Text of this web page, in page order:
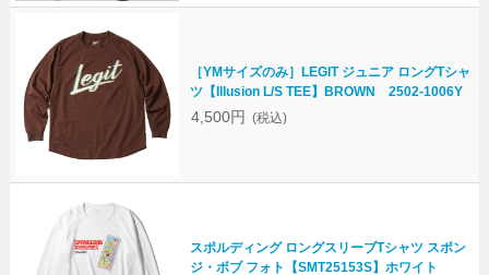
［YMサイズのみ］LEGIT ジュニア ロングTシャ
ツ【Illusion L/S TEE】BROWN 2502-1006Y
4,500円 (税込)
スポルディング ロングスリーブTシャツ スポン
ジ・ボブ フォト【SMT25153S】ホワイト